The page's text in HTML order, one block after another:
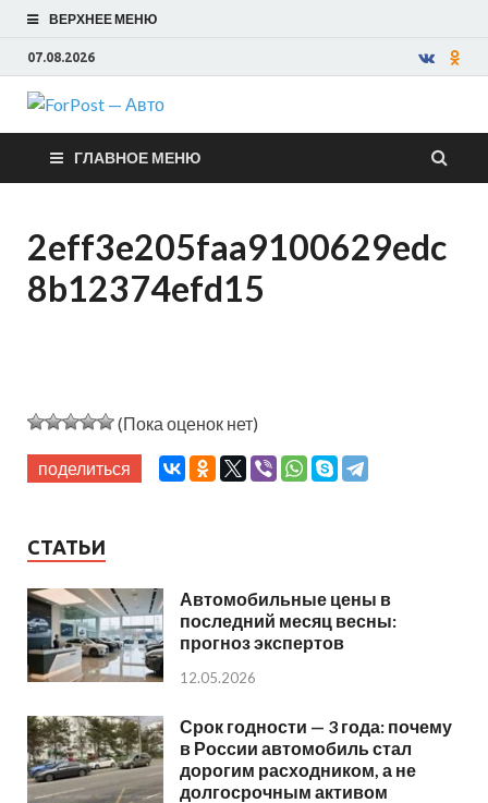
ВЕРХНЕЕ МЕНЮ
07.08.2026
ForPost —
Авто
ГЛАВНОЕ МЕНЮ
2eff3e205faa9100629edc
8b12374efd15
(Пока оценок нет)
поделиться
СТАТЬИ
Автомобильные цены в
последний месяц весны:
прогноз экспертов
12.05.2026
Срок годности — 3 года: почему
в России автомобиль стал
дорогим расходником, а не
долгосрочным активом